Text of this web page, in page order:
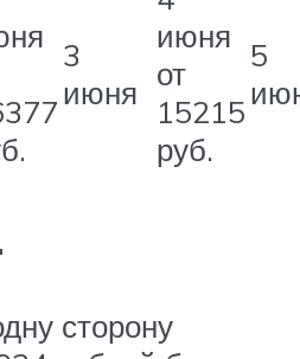
3
июня
июня
от
15215
руб.
5
сторону